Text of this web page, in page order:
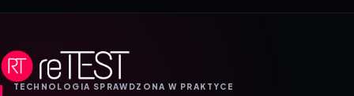
TECHNOLOGIA SPRAWDZONA W PRAKTYCE